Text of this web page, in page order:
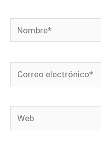
Nombre*
Correo
electrónico*
Web